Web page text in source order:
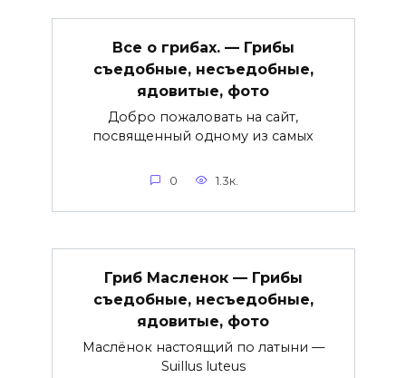
Все о грибах. — Грибы
съедобные, несъедобные,
ядовитые, фото
Добро пожаловать на сайт,
посвященный одному из самых
0 1.3к.
Гриб Масленок — Грибы
съедобные, несъедобные,
ядовитые, фото
Маслёнок настоящий по латыни —
Suillus luteus